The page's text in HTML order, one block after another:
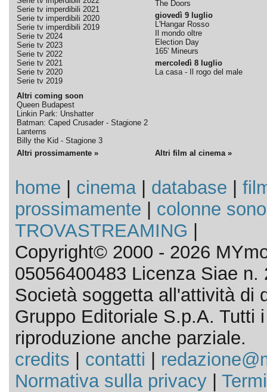
Serie tv imperdibili 2021
Serie tv imperdibili 2020
Serie tv imperdibili 2019
Serie tv 2024
Serie tv 2023
Serie tv 2022
Serie tv 2021
Serie tv 2020
Serie tv 2019
Altri coming soon
Queen Budapest
Linkin Park: Unshatter
Batman: Caped Crusader - Stagione 2
Lanterns
Billy the Kid - Stagione 3
The Doors
giovedì 9 luglio
L'Hangar Rosso
Il mondo oltre
Election Day
165' Mineurs
mercoledì 8 luglio
La casa - Il rogo del male
Altri prossimamente » Altri film al cinema »
home cinema| database
prossimamente
colonne
TROVASTREAMING
Copyright© 2000 - 2026
05056400483 Licenza Siae n.
Società soggetta all'attività di
Gruppo Editoriale S.p.A. Tutti
riproduzione anche parziale.
credits
contatti
Normativa sulla privacy|